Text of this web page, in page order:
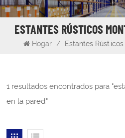
ESTANTES RÚSTICOS
Hogar / Estantes
1 resultados encontrados para
en la pared"